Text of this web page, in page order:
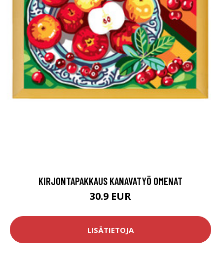
KIRJONTAPAKKAUS KANAVATYÖ OMENAT
30.9 EUR
LISÄTIETOJA